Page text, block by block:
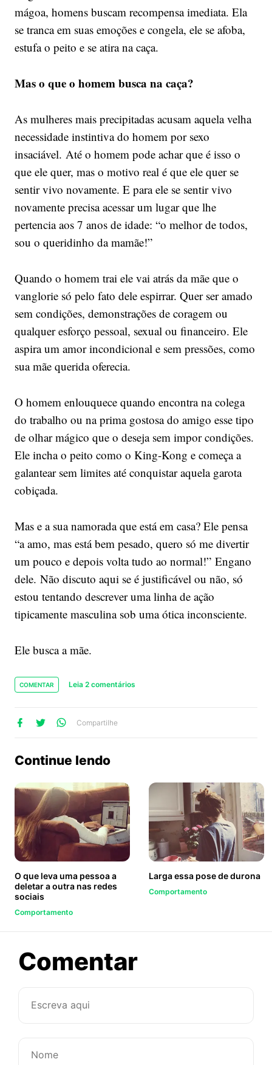
mágoa, homens buscam recompensa imediata. Ela
se tranca em suas emoções e congela, ele se afoba,
estufa o peito e se atira na caça.
Mas o que o homem busca na caça?
As mulheres mais precipitadas acusam aquela velha
necessidade instintiva do homem por sexo
insaciável. Até o homem pode achar que é isso o
que ele quer, mas o motivo real é que ele quer se
sentir vivo novamente. E para ele se sentir vivo
novamente precisa acessar um lugar que lhe
pertencia aos 7 anos de idade: “o melhor de todos,
sou o queridinho da mamãe!”
Quando o homem trai ele vai atrás da mãe que o
vanglorie só pelo fato dele espirrar. Quer ser amado
sem condições, demonstrações de coragem ou
qualquer esforço pessoal, sexual ou financeiro. Ele
aspira um amor incondicional e sem pressões, como
sua mãe querida oferecia.
O homem enlouquece quando encontra na colega
do trabalho ou na prima gostosa do amigo esse tipo
de olhar mágico que o deseja sem impor condições.
Ele incha o peito como o King-Kong e começa a
galantear sem limites até conquistar aquela garota
cobiçada.
Mas e a sua namorada que está em casa? Ele pensa
“a amo, mas está bem pesado, quero só me divertir
um pouco e depois volta tudo ao normal!” Engano
dele. Não discuto aqui se é justificável ou não, só
estou tentando descrever uma linha de ação
tipicamente masculina sob uma ótica inconsciente.
Ele busca a mãe.
COMENTAR Leia 2 comentários
Compartilhe
Continue lendo
O que leva uma pessoa a
deletar a outra nas redes
sociais
Comportamento
Larga essa pose de durona
Comportamento
Comentarsobre